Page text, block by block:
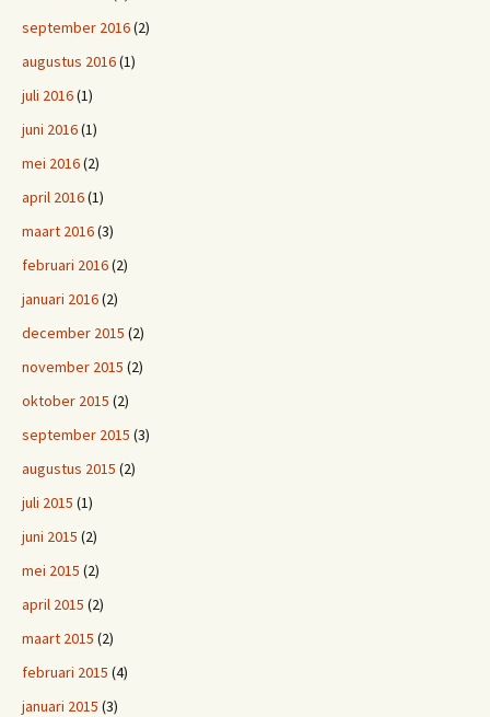
september 2016(2)
augustus 2016(1)
juli 2016(1)
juni 2016(1)
mei 2016(2)
april 2016(1)
maart 2016(3)
februari 2016(2)
januari 2016(2)
december 2015 (2)
november 2015 (2)
oktober 2015 (2)
september 2015 (3)
augustus 2015 (2)
juli 2015 (1)
juni 2015 (2)
mei 2015 (2)
april 2015 (2)
maart 2015 (2)
februari 2015 (4)
januari 2015 (3)